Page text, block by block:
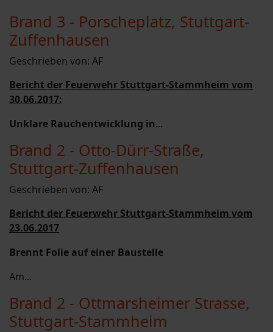
Brand 3 - Porscheplatz, Stuttgart-
Zuffenhausen
Geschrieben von: AF
Bericht der Feuerwehr Stuttgart-Stammheim vom
30.06.2017:
Unklare Rauchentwicklung in...
Brand 2 - Otto-Dürr-Straße,
Stuttgart-Zuffenhausen
Geschrieben von: AF
Bericht der Feuerwehr Stuttgart-Stammheim vom
23.06.2017
Brennt Folie auf einer Baustelle
Am...
Brand 2 - Ottmarsheimer Strasse,
Stuttgart-Stammheim